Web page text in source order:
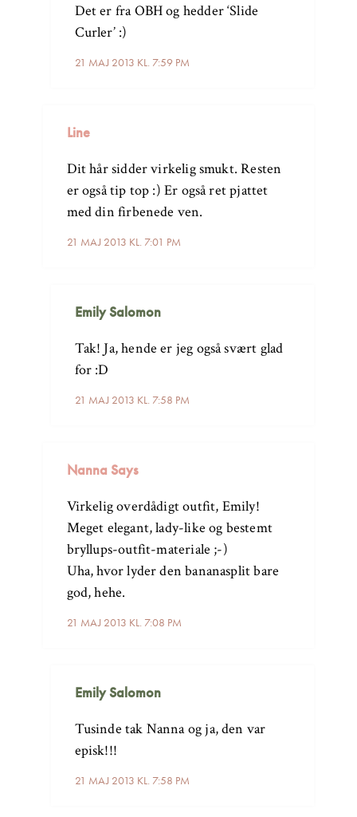
21 MAJ 2013 KL. 7:59 PM
Det er fra OBH og hedder ‘Slide
Curler’ :)
Line
21 MAJ 2013 KL. 7:01 PM
Dit hår sidder virkelig smukt. Resten
er også tip top :) Er også ret pjattet
med din firbenede ven.
Emily Salomon
21 MAJ 2013 KL. 7:58 PM
Tak! Ja, hende er jeg også svært glad
for :D
Nanna Says
21 MAJ 2013 KL. 7:08 PM
Virkelig overdådigt outfit, Emily!
Meget elegant, lady-like og bestemt
bryllups-outfit-materiale ;-)
Uha, hvor lyder den bananasplit bare
god, hehe.
Emily Salomon
21 MAJ 2013 KL. 7:58 PM
Tusinde tak Nanna og ja, den var
episk!!!